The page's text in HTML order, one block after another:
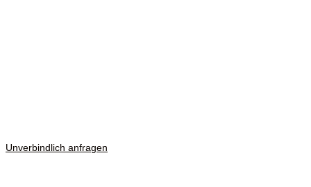
Unverbindlich anfragen